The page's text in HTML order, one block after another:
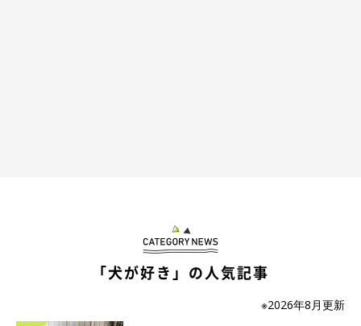
「犬が好き」の人気記事
※2026年8月更新